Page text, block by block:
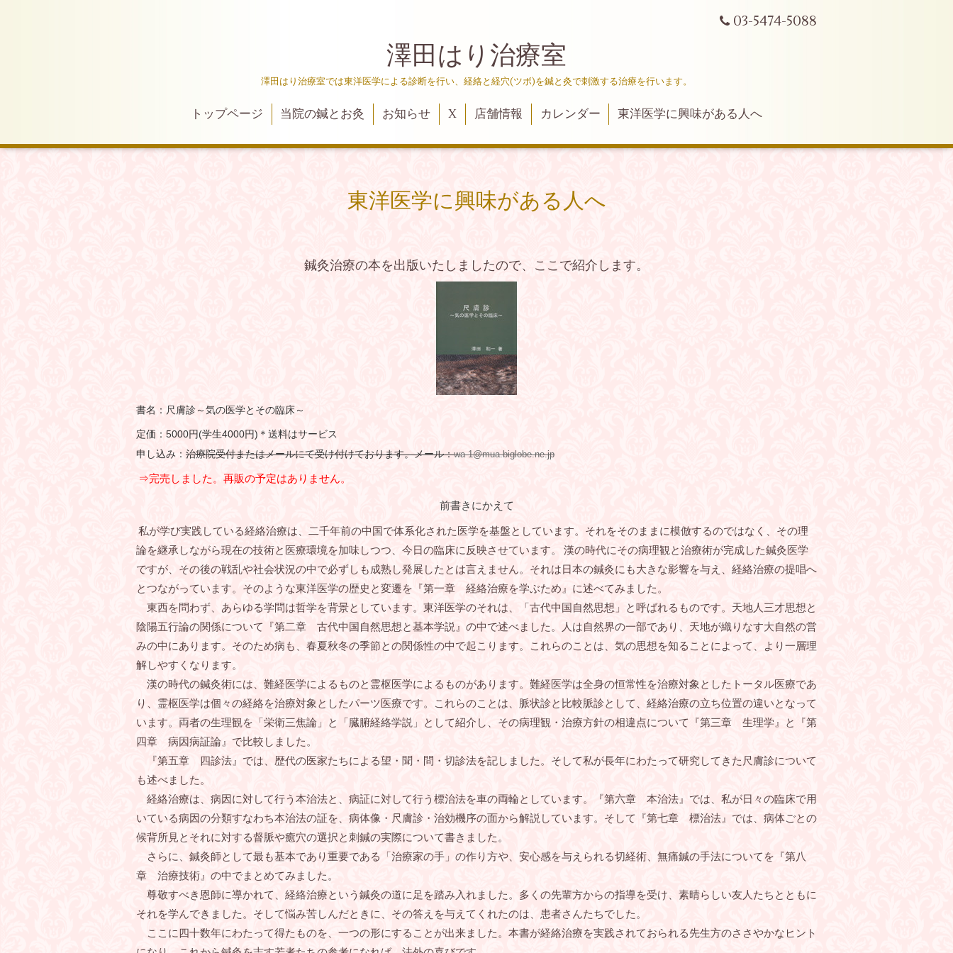
03-5474-5088
澤田はり治療室
澤田はり治療室では東洋医学による診断を行い、経絡と経穴(ツボ)を鍼と灸で刺激する治療を行います。
トップページ 当院の鍼とお灸 お知らせ X 店舗情報 カレンダー 東洋医学に興味がある人へ
東洋医学に興味がある人へ
鍼灸治療の本を出版いたしましたので、ここで紹介します。
書名：尺膚診～気の医学とその臨床～
定価：5000円(学生4000円)＊送料はサービス
申し込み： 治療院受付またはメールにて受け付けております。メール：wa-1@mua.biglobe.ne.jp
⇒完売しました。再販の予定はありません。
前書きにかえて
私が学び実践している経絡治療は、二千年前の中国で体系化された医学を基盤としています。それをそのままに模倣するのではなく、その理
論を継承しながら現在の技術と医療環境を加味しつつ、今日の臨床に反映させています。 漢の時代にその病理観と治療術が完成した鍼灸医学
ですが、その後の戦乱や社会状況の中で必ずしも成熟し発展したとは言えません。それは日本の鍼灸にも大きな影響を与え、経絡治療の提唱へ
とつながっています。そのような東洋医学の歴史と変遷を『第一章 経絡治療を学ぶため』に述べてみました。
東西を問わず、あらゆる学問は哲学を背景としています。東洋医学のそれは、「古代中国自然思想」と呼ばれるものです。天地人三才思想と
陰陽五行論の関係について『第二章 古代中国自然思想と基本学説』の中で述べました。人は自然界の一部であり、天地が織りなす大自然の営
みの中にあります。そのため病も、春夏秋冬の季節との関係性の中で起こります。これらのことは、気の思想を知ることによって、より一層理
解しやすくなります。
漢の時代の鍼灸術には、難経医学によるものと霊枢医学によるものがあります。難経医学は全身の恒常性を治療対象としたトータル医療であ
り、霊枢医学は個々の経絡を治療対象としたパーツ医療です。これらのことは、脈状診と比較脈診として、経絡治療の立ち位置の違いとなって
います。両者の生理観を「栄衛三焦論」と「臓腑経絡学説」として紹介し、その病理観・治療方針の相違点について『第三章 生理学』と『第
四章 病因病証論』で比較しました。
『第五章 四診法』では、歴代の医家たちによる望・聞・問・切診法を記しました。そして私が長年にわたって研究してきた尺膚診について
も述べました。
経絡治療は、病因に対して行う本治法と、病証に対して行う標治法を車の両輪としています。『第六章 本治法』では、私が日々の臨床で用
いている病因の分類すなわち本治法の証を、病体像・尺膚診・治効機序の面から解説しています。そして『第七章 標治法』では、病体ごとの
候背所見とそれに対する督脈や癒穴の選択と刺鍼の実際について書きました。
さらに、鍼灸師として最も基本であり重要である「治療家の手」の作り方や、安心感を与えられる切経術、無痛鍼の手法についてを『第八
章 治療技術』の中でまとめてみました。
尊敬すべき恩師に導かれて、経絡治療という鍼灸の道に足を踏み入れました。多くの先輩方からの指導を受け、素晴らしい友人たちとともに
それを学んできました。そして悩み苦しんだときに、その答えを与えてくれたのは、患者さんたちでした。
ここに四十数年にわたって得たものを、一つの形にすることが出来ました。本書が経絡治療を実践されておられる先生方のささやかなヒント